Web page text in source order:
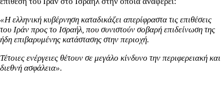
«Η ελληνική κυβέρνηση καταδικάζει απερίφραστα τις επιθέσεις
του Ιράν προς το Ισραήλ, που συνιστούν σοβαρή επιδείνωση της
ήδη επιβαρυμένης κατάστασης στην περιοχή.
Τέτοιες ενέργειες θέτουν σε μεγάλο κίνδυνο την περιφερειακή και
διεθνή ασφάλεια».